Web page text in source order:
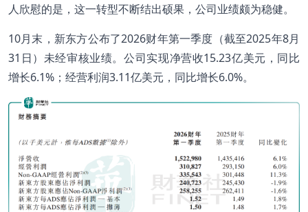
人欣慰的是，这一转型不断结出硕果，公司业绩颇为稳健。
10月末，新东方公布了2026财年第一季度（截至2025年8月
31日）未经审核业绩。公司实现净营收15.23亿美元，同比
增长6.1%；经营利润3.11亿美元，同比增长6.0%。